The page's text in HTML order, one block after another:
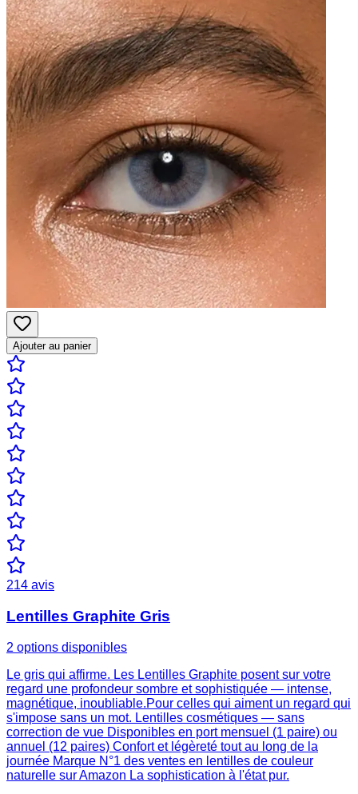
Ajouter au panier
214 avis
Lentilles Graphite Gris
2 options disponibles
Le gris qui affirme. Les Lentilles Graphite posent sur votre
regard une profondeur sombre et sophistiquée — intense,
magnétique, inoubliable.Pour celles qui aiment un regard qui
s'impose sans un mot. Lentilles cosmétiques — sans
correction de vue Disponibles en port mensuel (1 paire) ou
annuel (12 paires) Confort et légèreté tout au long de la
journée Marque N°1 des ventes en lentilles de couleur
naturelle sur Amazon La sophistication à l'état pur.